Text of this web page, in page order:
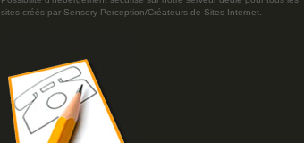
sites créés par Sensory Perception/Créateurs de Sites Internet.